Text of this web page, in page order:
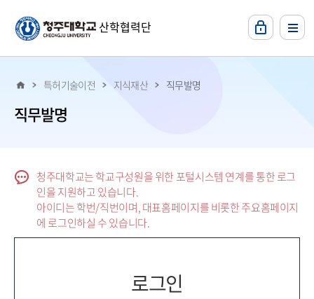
산학협력단
특허기술이전 지식재산 직무발명
직무발명
청주대학교는 학교구성원을 위한 포털시스템 연계를 통한 로그
인을 지원하고 있습니다.
아이디는 학번/직번이며, 대표홈페이지를 비롯한 주요홈페이지
에 로그인하실 수 있습니다.
로그인